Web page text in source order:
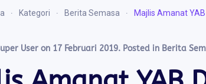
Kategori Berita Semasa Majlis Amanat
User on 17 Februari 2019. Posted in Berita